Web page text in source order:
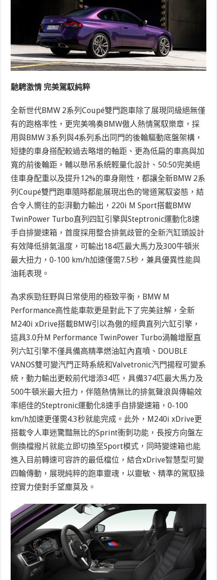
馳騁激情 完美駕馭純粹
全新世代BMW 2系列Coupé雙門跑車除了展現同級絕無僅
有的跑格率性，更完美鳴奏BMW傲人熱情駕馭樂章，採
用與BMW 3系列與4系列系出同門的後輪驅動底盤架構，
短捷的車身搭配較過去略增的軸距、更為低扁的車高與加
寬的前後輪距，輔以懸吊系統輕量化設計、50:50完美絕
佳車身配重以及提升12%的車身剛性，都讓全新BMW 2系
列Coupé雙門跑車隨時都能展現出色的彎道駕馭姿態，結
合令人嚮往的彭湃動力輸出，220i M Sport搭載BMW
TwinPower Turbo直列四缸引擎與Steptronic運動化8速
手自排變速箱，首度採用整合排氣歧管的全新汽缸頭設計
有效降低排氣溫度，可輸出184匹最大馬力及300牛頓米
最大扭力，0-100 km/h加速僅需7.5秒，兼具優異性能與
油耗表現。
為求疾勁狂野與日常使用的極致平衡，BMW M
Performance高性能車款更是對此下了完美註解，全新
M240i xDrive搭載BMW引以為傲的經典直列六缸引擎，
這具3.0升M Performance TwinPower Turbo渦輪增壓直
列六缸引擎不僅具備高精準燃油缸內直噴、DOUBLE
VANOS雙可變汽門正時系統和Valvetronic汽門揚程可變系
統，動力輸出更較前代增添34匹，具備374匹最大馬力及
500牛頓米最大扭力，伴隨熱情無比的排氣聲浪與傳輸效
率絕佳的Steptronic運動化8速手自排變速箱，0-100
km/h加速更僅需4.3秒就能完成。此外，M240i xDrive更
搭載令人車迷驚豔無比的Sprint衝刺功能，長按方向盤左
側換檔撥片就能立即切換至Sport模式，同時變速箱也能
進入目前轉速可容許的最低檔位，結合xDrive智慧型可變
四輪傳動，展現純粹的跑車靈魂，以靈敏、精準的駕馭操
控實力使對手望塵莫及。